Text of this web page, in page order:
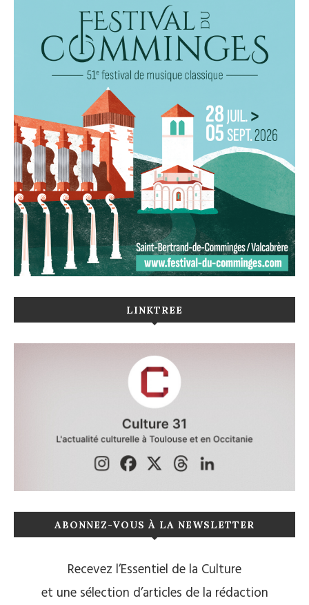
LINKTREE
ABONNEZ-VOUS À LA NEWSLETTER
Recevez l’Essentiel de la Culture
et une sélection d’articles de la rédaction